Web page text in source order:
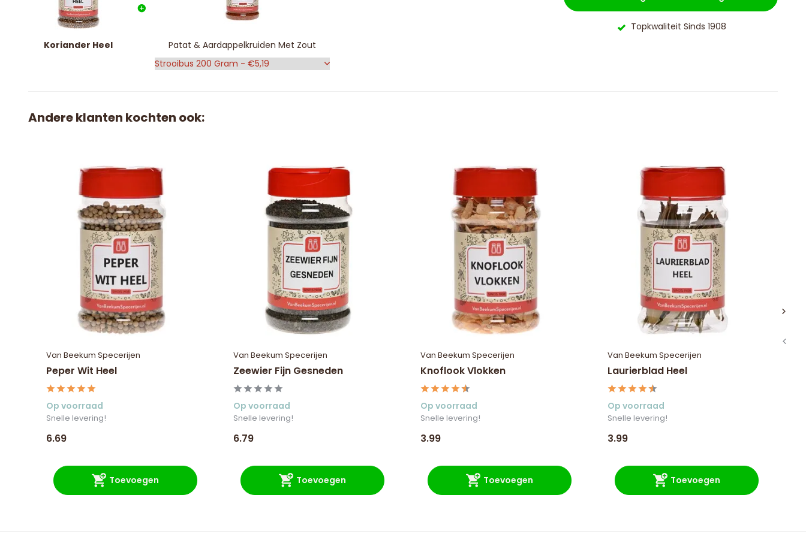
Koriander Heel Patat & Aardappelkruiden Met Zout
Topkwaliteit Sinds 1908
Andere klanten kochten ook:
Van Beekum Specerijen
Peper Wit Heel
Op voorraad
Snelle levering!
6.69
Toevoegen
Van Beekum Specerijen
Zeewier Fijn Gesneden
Op voorraad
Snelle levering!
6.79
Toevoegen
Van Beekum Specerijen
Knoflook Vlokken
Op voorraad
Snelle levering!
3.99
Toevoegen
Van Beekum Specerijen
Laurierblad Heel
Op voorraad
Snelle levering!
3.99
Toevoegen